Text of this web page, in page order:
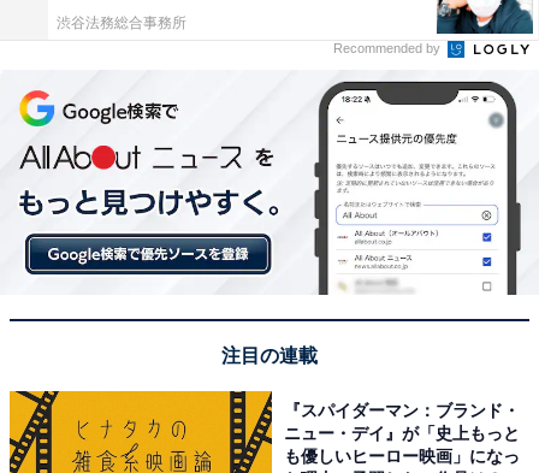
こちらもおすすめ
渋谷法務総合事務所
Recommended by
注目の連載
『スパイダーマン：ブランド・
ニュー・デイ』が「史上もっと
も優しいヒーロー映画」になっ